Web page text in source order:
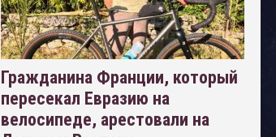
Гражданина Франции, который
пересекал Евразию на
велосипеде, арестовали на